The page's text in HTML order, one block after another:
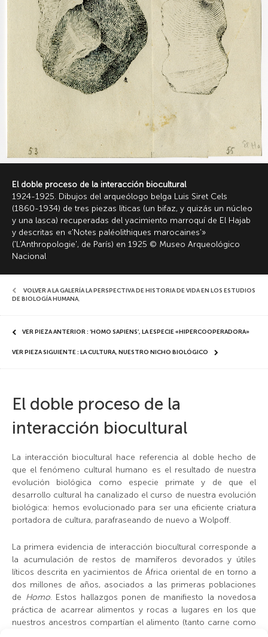
El doble proceso de la interacción biocultural
1924-1925. Dibujos del arqueólogo belga Luis Siret Cels
(1860-1934) de tres piezas líticas (un bifaz, y quizás un núcleo
y una lasca) recuperadas del yacimiento marroquí de El Hajab
y descritas en «'Notes paléolithiques marocaines'»
('L'Anthropologie', de París) en 1925 © Museo Arqueológico
Nacional
VOLVER A LA GALERÍA LA PERSPECTIVA DE HISTORIA DE VIDA EN LOS ESTUDIOS
DE BIOLOGÍA HUMANA,
VER PIEZA ANTERIOR : ‘HOMO SAPIENS’, LA ESPECIE «HIPERCOOPERADORA»
VER PIEZA SIGUIENTE : LA CULTURA, NUESTRO NICHO BIOLÓGICO
El doble proceso de la
interacción biocultural
La interacción biocultural hace referencia al doble hecho de
que el fenómeno cultural humano es el resultado de nuestra
evolución biológica como especie primate y de que el
desarrollo cultural ha canalizado el curso de nuestra evolución
biológica: hemos evolucionado para ser una eficiente criatura
portadora de cultura, parafraseando de nuevo a Wolpoff.
La primera evidencia de interacción biocultural corresponde a
la acumulación de restos de mamíferos devorados y útiles
líticos descrita en yacimientos de África oriental de en torno a
dos millones de años, asociados a las primeras poblaciones
de Homo. Estos hallazgos ponen de manifiesto la novedosa
práctica de acarrear alimentos y rocas a lugares en los que
nuestros ancestros compartían el alimento (tanto carne como